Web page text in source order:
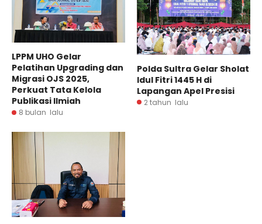
LPPM UHO Gelar
Pelatihan Upgrading dan
Migrasi OJS 2025,
Perkuat Tata Kelola
Publikasi Ilmiah
8 bulan lalu
Polda Sultra Gelar Sholat
Idul Fitri 1445 H di
Lapangan Apel Presisi
2 tahun lalu